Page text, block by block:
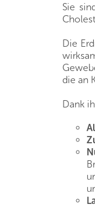
Sie
Die
die an
Dank